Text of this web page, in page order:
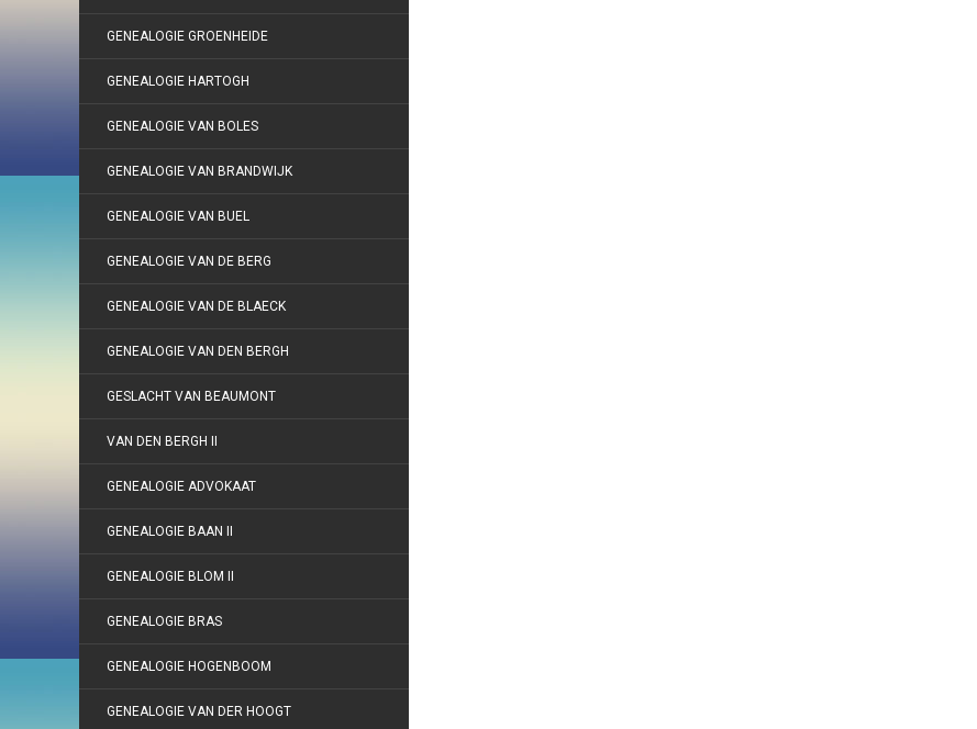
GENEALOGIE GROENHEIDE
GENEALOGIE HARTOGH
GENEALOGIE VAN BOLES
GENEALOGIE VAN BRANDWIJK
GENEALOGIE VAN BUEL
GENEALOGIE VAN DE BERG
GENEALOGIE VAN DE BLAECK
GENEALOGIE VAN DEN BERGH
GESLACHT VAN BEAUMONT
VAN DEN BERGH II
GENEALOGIE ADVOKAAT
GENEALOGIE BAAN II
GENEALOGIE BLOM II
GENEALOGIE BRAS
GENEALOGIE HOGENBOOM
GENEALOGIE VAN DER HOOGT